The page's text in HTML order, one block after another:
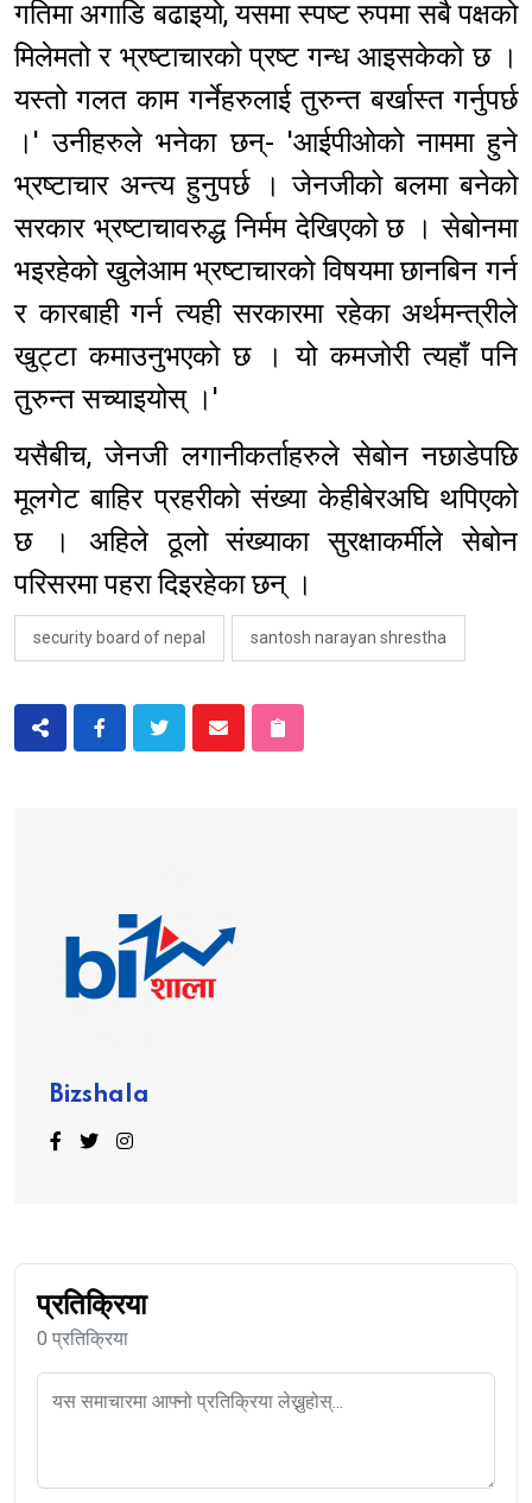
गतिमा अगाडि बढाइयो, यसमा स्पष्ट रुपमा सबै पक्षको
मिलेमतो र भ्रष्टाचारको प्रष्ट गन्ध आइसकेको छ ।
यस्तो गलत काम गर्नेहरुलाई तुरुन्त बर्खास्त गर्नुपर्छ
।' उनीहरुले भनेका छन्- 'आईपीओको नाममा हुने
भ्रष्टाचार अन्त्य हुनुपर्छ । जेनजीको बलमा बनेको
सरकार भ्रष्टाचावरुद्ध निर्मम देखिएको छ । सेबोनमा
भइरहेको खुलेआम भ्रष्टाचारको विषयमा छानबिन गर्न
र कारबाही गर्न त्यही सरकारमा रहेका अर्थमन्त्रीले
खुट्टा कमाउनुभएको छ । यो कमजोरी त्यहाँ पनि
तुरुन्त सच्याइयोस् ।'
यसैबीच, जेनजी लगानीकर्ताहरुले सेबोन नछाडेपछि
मूलगेट बाहिर प्रहरीको संख्या केहीबेरअघि थपिएको
छ । अहिले ठूलो संख्याका सुरक्षाकर्मीले सेबोन
परिसरमा पहरा दिइरहेका छन् ।
security board of nepal santosh narayan shrestha
Bizshala
प्रतिक्रिया
0 प्रतिक्रिया